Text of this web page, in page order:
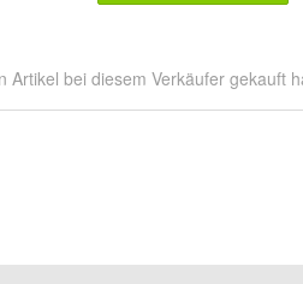
Artikel bei diesem Verkäufer gekauft